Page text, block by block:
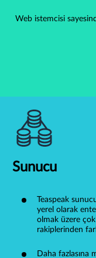
Web istemcisi
Sunucu
Teaspeak
yerel olarak
olmak üzere
rakiplerinden
Daha fazlasına